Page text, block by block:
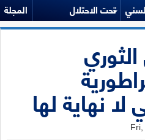
تحت الاحتلال المجلة
لا نهاية لها